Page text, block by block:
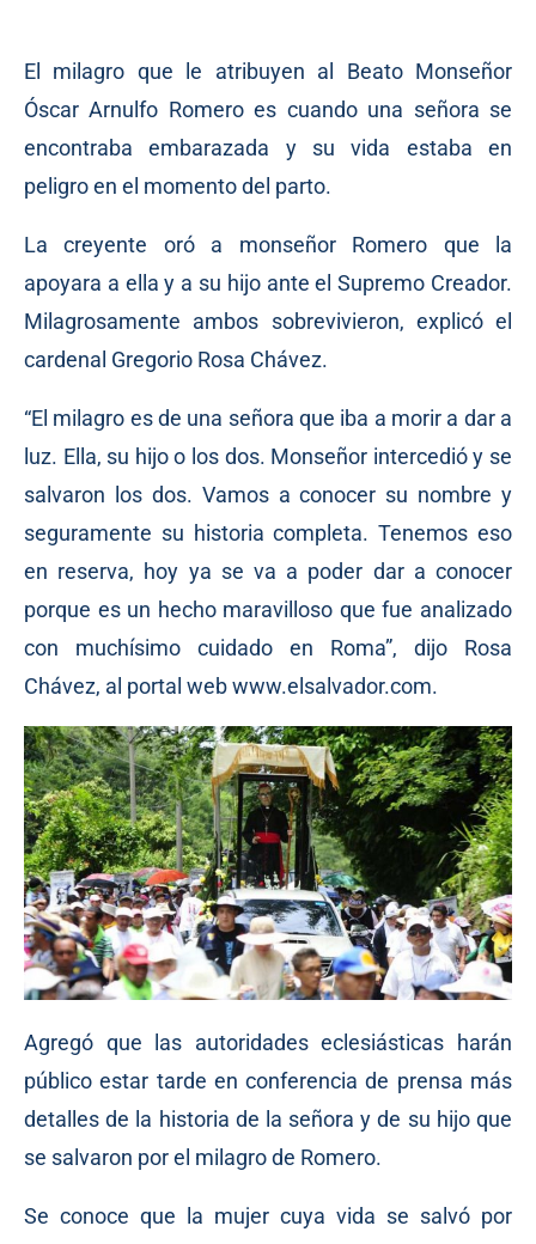
El milagro que le atribuyen al Beato Monseñor
Óscar Arnulfo Romero es cuando una señora se
encontraba embarazada y su vida estaba en
peligro en el momento del parto.
La creyente oró a monseñor Romero que la
apoyara a ella y a su hijo ante el Supremo Creador.
Milagrosamente ambos sobrevivieron, explicó el
cardenal Gregorio Rosa Chávez.
“El milagro es de una señora que iba a morir a dar a
luz. Ella, su hijo o los dos. Monseñor intercedió y se
salvaron los dos. Vamos a conocer su nombre y
seguramente su historia completa. Tenemos eso
en reserva, hoy ya se va a poder dar a conocer
porque es un hecho maravilloso que fue analizado
con muchísimo cuidado en Roma”, dijo Rosa
Chávez, al portal webwww.elsalvador.com.
Agregó que las autoridades eclesiásticas harán
público estar tarde en conferencia de prensa más
detalles de la historia de la señora y de su hijo que
se salvaron por el milagro de Romero.
Se conoce que la mujer cuya vida se salvó por